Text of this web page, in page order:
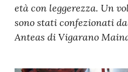
età con leggerezza. Un
sono stati confezionati
Anteas di Vigarano